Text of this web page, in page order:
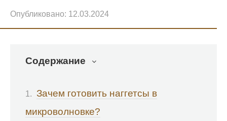
Опубликовано: 12.03.2024
Содержание
Зачем готовить наггетсы в
микроволновке?